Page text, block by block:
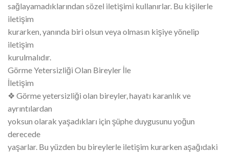
sağlayamadıklarından sözel iletişimi kullanırlar. Bu kişilerle
iletişim
kurarken, yanında biri olsun veya olmasın kişiye yönelip
iletişim
kurulmalıdır.
Görme Yetersizliği Olan Bireyler İle
İletişim
❖ Görme yetersizliği olan bireyler, hayatı karanlık ve
ayrıntılardan
yoksun olarak yaşadıkları için şüphe duygusunu yoğun
derecede
yaşarlar. Bu yüzden bu bireylerle iletişim kurarken aşağıdaki